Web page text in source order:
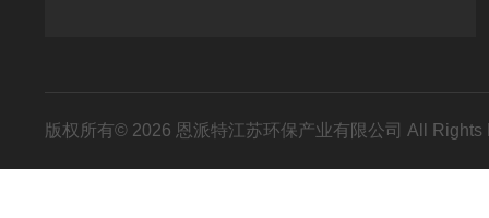
版权所有© 2026 恩派特江苏环保产业有限公司 All